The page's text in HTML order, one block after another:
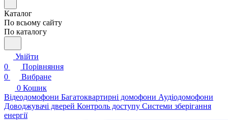
Каталог
По всьому сайту
По каталогу
Увійти
0
Порівняння
0
Вибране
0 Кошик
Відеодомофони Багатоквартирні домофони Аудіодомофони
Доводжувачі дверей Контроль доступу Системи зберігання
енергії